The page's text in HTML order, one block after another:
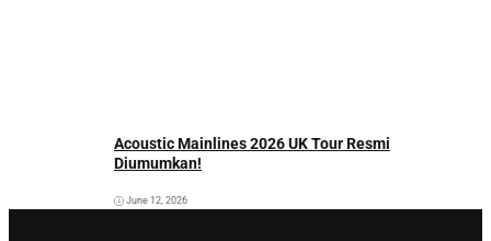
Acoustic Mainlines 2026 UK Tour Resmi
Diumumkan!
June 12, 2026